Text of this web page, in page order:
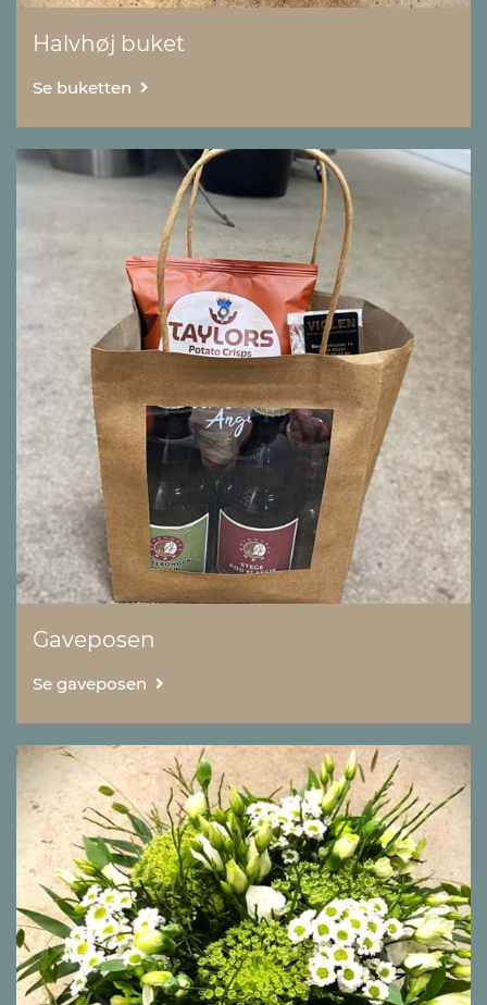
Halvhøj buket
Se buketten
Gaveposen
Se gaveposen